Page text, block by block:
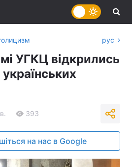
рус
УГКЦ відкрились
393
на нас в Google